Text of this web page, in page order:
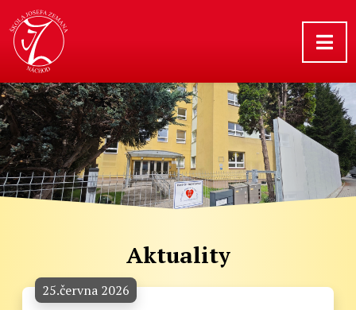
Aktuality
25.června 2026